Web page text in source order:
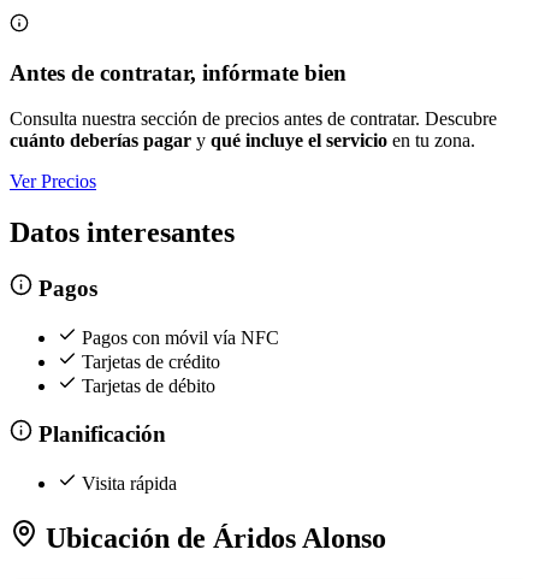
Antes de contratar, infórmate bien
Consulta nuestra sección de precios antes de contratar. Descubre
cuánto deberías pagar y qué incluye el servicio en tu zona.
Ver Precios
Datos interesantes
Pagos
Pagos con móvil vía NFC
Tarjetas de crédito
Tarjetas de débito
Planificación
Visita rápida
Ubicación de Áridos Alonso